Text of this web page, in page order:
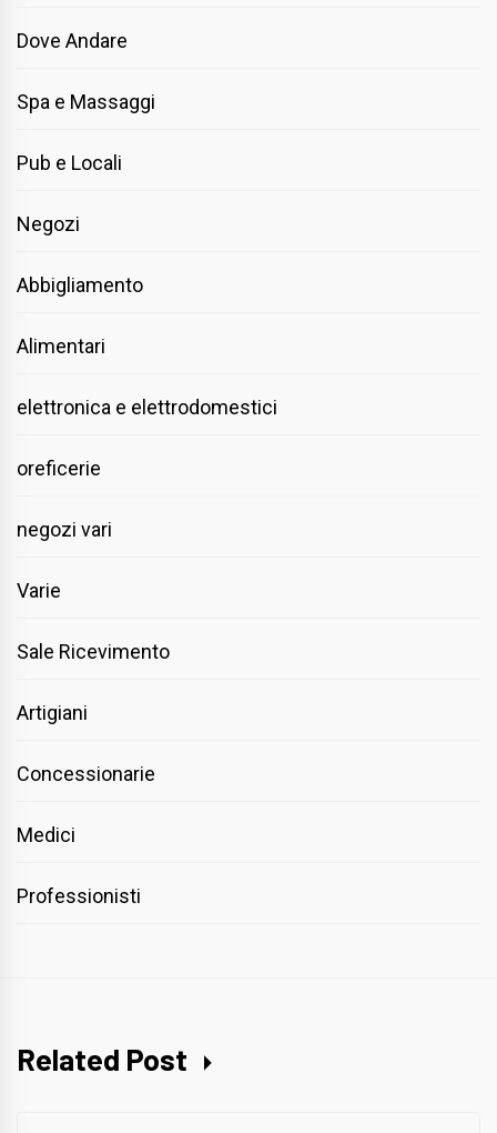
Dove Andare
Spa e Massaggi
Pub e Locali
Negozi
Abbigliamento
Alimentari
elettronica e elettrodomestici
oreficerie
negozi vari
Varie
Sale Ricevimento
Artigiani
Concessionarie
Medici
Professionisti
Related Post